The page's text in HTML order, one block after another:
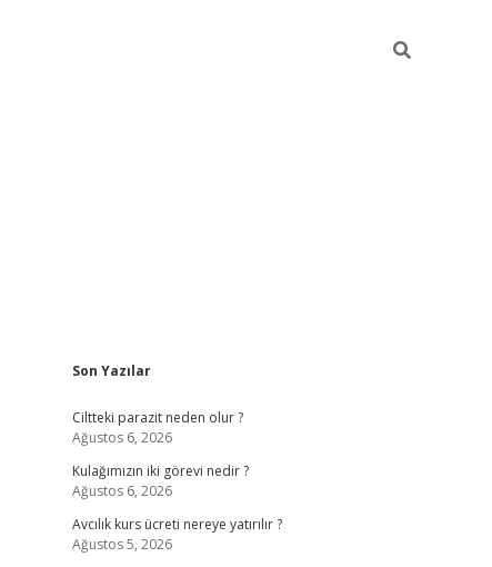
Sidebar
Son Yazılar
Ciltteki parazit neden olur ?
Ağustos 6, 2026
Kulağımızın iki görevi nedir ?
Ağustos 6, 2026
Avcılık kurs ücreti nereye yatırılır ?
Ağustos 5, 2026